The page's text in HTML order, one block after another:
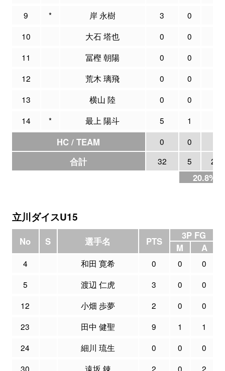
9
* 岸 永樹 3 0
10
大石 塔也 0 0
11
冨樫 朝陽 0 0
12
荒木 璃飛 0 0
13
横山 陸 0 0
14
* 最上 陽斗 5 1
HC / TEAM 0 0
合計 32 5 24
20.8%
立川ダイスU15
No S 選手名 PTS
3P FG
M
A
4 和田 寛希 0 0
0
5
渡辺 仁虎 3 0
0
12
小畑 歩夢 2 0
0
23
田中 健聖 9 1
1
24
細川 琉生 0 0
0
30
遠坂 錬 2 0 2